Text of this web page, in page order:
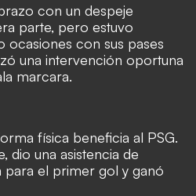
con un despeje
parte, pero estuvo
con sus pases
una intervención oportuna
marcara.
física beneficia al PSG.
dio una asistencia de
para el primer gol y ganó